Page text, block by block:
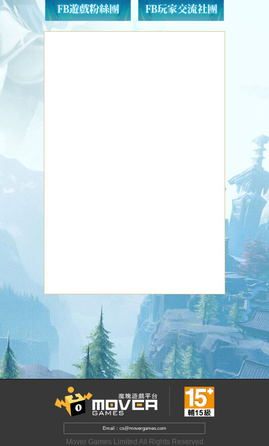
Email：cs@movergames.com
Mover Games Limited All Rights Reserved